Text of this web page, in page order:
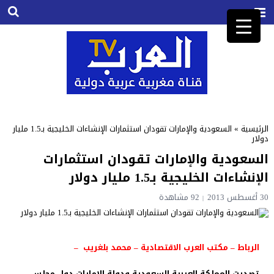
الرئيسية» السعودية والإمارات تقودان استثمارات الإنشاءات الخليجية بـ1.5 مليار
دولار
السعودية والإمارات تقودان استثمارات
الإنشاءات الخليجية بـ1.5 مليار دولار
30 أغسطس 2013 92مشاهدة
الرباط – مكتب العرب الاقتصادية – محمد بلغريب –